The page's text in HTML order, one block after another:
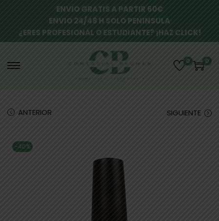
ENVIO GRATIS A PARTIR 60€
ENVIO 24/48 H SOLO PENINSULA
¿ERES PROFESIONAL O ESTUDIANTE? ¡HAZ CLICK!
0 0
ANTERIOR SIGUIENTE
-40%